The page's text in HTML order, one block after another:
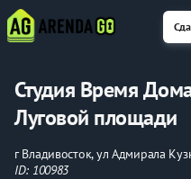
Студия Время
Луговой площади
г Владивосток, ул Адмирала
ID: 100983